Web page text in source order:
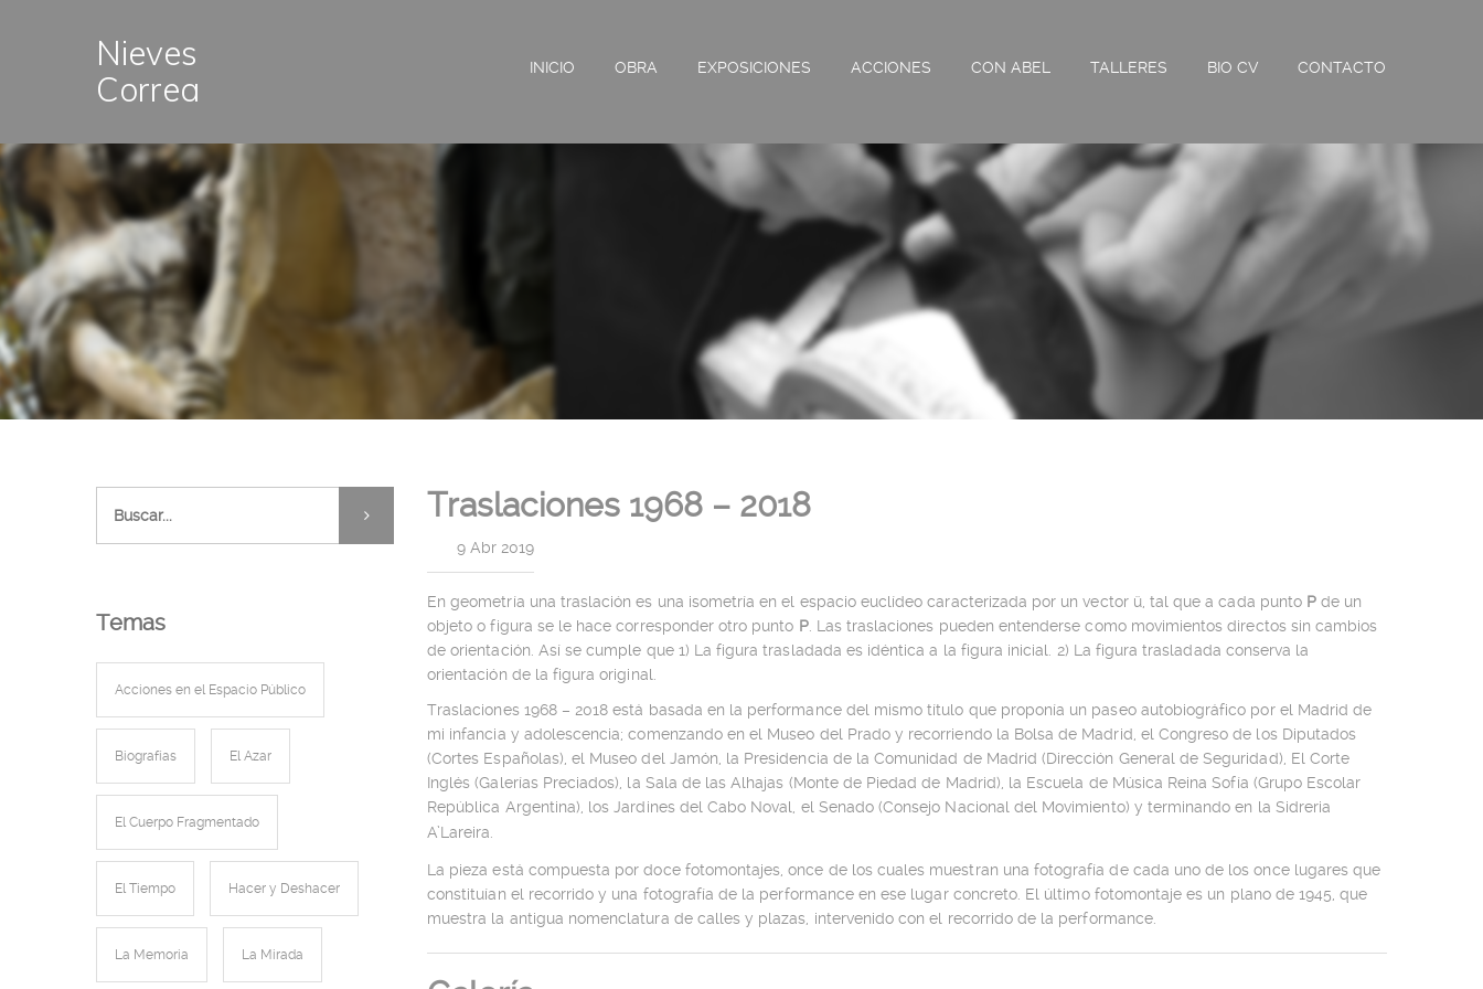
Nieves
Correa
INICIO OBRA EXPOSICIONES ACCIONES CON ABEL TALLERES BIO CV CONTACTO
Traslaciones 1968 – 2018
9 Abr 2019
En geometría una traslación es una isometría en el espacio euclídeo caracterizada por un vector ü, tal que a cada punto Pde un
objeto o figura se le hace corresponder otro punto P. Las traslaciones pueden entenderse como movimientos directos sin cambios
de orientación. Así se cumple que 1) La figura trasladada es idéntica a la figura inicial. 2) La figura trasladada conserva la
orientación de la figura original.
Traslaciones 1968 – 2018 está basada en la performance del mismo título que proponía un paseo autobiográfico por el Madrid de
mi infancia y adolescencia; comenzando en el Museo del Prado y recorriendo la Bolsa de Madrid, el Congreso de los Diputados
(Cortes Españolas), el Museo del Jamón, la Presidencia de la Comunidad de Madrid (Dirección General de Seguridad), El Corte
Inglés (Galerías Preciados), la Sala de las Alhajas (Monte de Piedad de Madrid), la Escuela de Música Reina Sofía (Grupo Escolar
República Argentina), los Jardines del Cabo Noval, el Senado (Consejo Nacional del Movimiento) y terminando en la Sidreria
A’Lareira.
La pieza está compuesta por doce fotomontajes, once de los cuales muestran una fotografía de cada uno de los once lugares que
constituían el recorrido y una fotografía de la performance en ese lugar concreto. El último fotomontaje es un plano de 1945, que
muestra la antigua nomenclatura de calles y plazas, intervenido con el recorrido de la performance.
Temas
Acciones en el Espacio Público
Biografías El Azar
El Cuerpo Fragmentado
El Tiempo Hacer y Deshacer
La Memoria La Mirada